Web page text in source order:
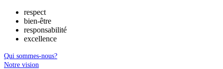
respect
bien-être
responsabilité
excellence
Qui sommes-nous?
Notre vision